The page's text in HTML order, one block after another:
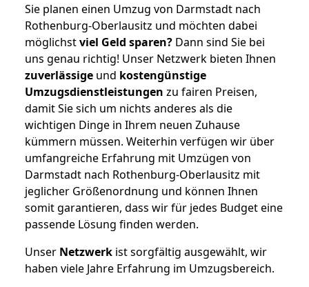
Sie planen einen Umzug von Darmstadt nach
Rothenburg-Oberlausitz und möchten dabei
möglichstviel Geld sparen? Dann sind Sie bei
uns genau richtig! Unser Netzwerk bieten Ihnen
zuverlässige und kostengünstige
Umzugsdienstleistungen zu fairen Preisen,
damit Sie sich um nichts anderes als die
wichtigen Dinge in Ihrem neuen Zuhause
kümmern müssen. Weiterhin verfügen wir über
umfangreiche Erfahrung mit Umzügen von
Darmstadt nach Rothenburg-Oberlausitz mit
jeglicher Größenordnung und können Ihnen
somit garantieren, dass wir für jedes Budget eine
passende Lösung finden werden.
Unser Netzwerk ist sorgfältig ausgewählt, wir
haben viele Jahre Erfahrung im Umzugsbereich.